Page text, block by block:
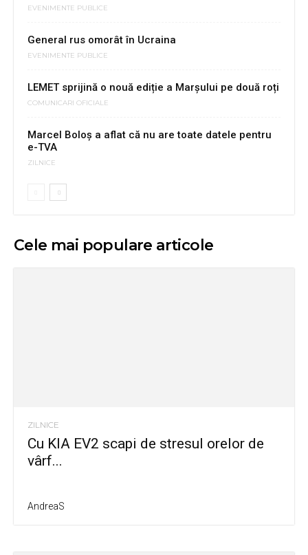
EVENIMENTE PUBLICE
General rus omorât în Ucraina
EVENIMENTE PUBLICE
LEMET sprijină o nouă ediție a Marșului pe două roți
COMUNICARI OFICIALE
Marcel Boloș a aflat că nu are toate datele pentru
e-TVA
ZILNICE
Cele mai populare articole
ZILNICE
Cu KIA EV2 scapi de stresul orelor de
vârf...
AndreaS